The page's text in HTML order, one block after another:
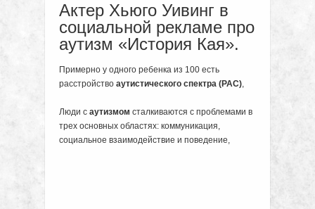
Актер Хьюго Уивинг в
социальной рекламе про
аутизм «История Кая».
Примерно у одного ребенка из 100 есть
расстройство аутистического спектра (РАС),
Люди с аутизмом сталкиваются с проблемами в
трех основных областях: коммуникация,
социальное взаимодействие и поведение,